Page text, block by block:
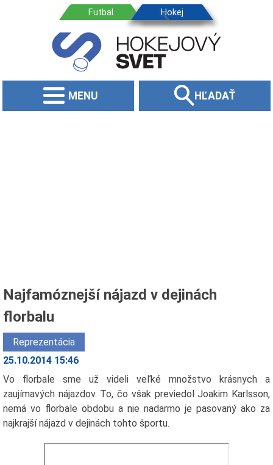
MENU HĽADAŤ
Najfamóznejší nájazd v dejinách
florbalu
Reprezentácia
25.10.2014 15:46
Vo florbale sme už videli veľké množstvo krásnych a
zaujímavých nájazdov. To, čo však previedol Joakim Karlsson,
nemá vo florbale obdobu a nie nadarmo je pasovaný ako za
najkrajší nájazd v dejinách tohto športu.